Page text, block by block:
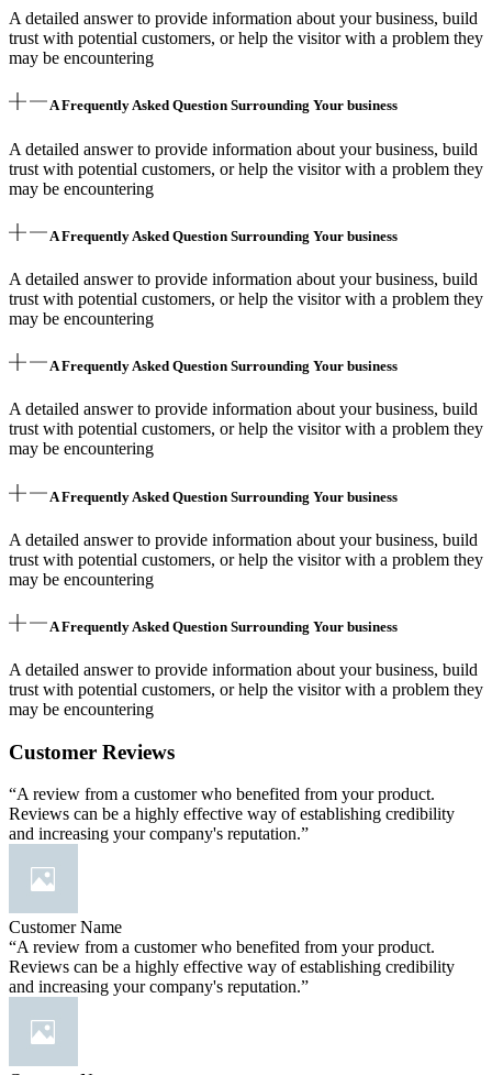
A detailed answer to provide information about your business, build
trust with potential customers, or help the visitor with a problem they
may be encountering
A Frequently Asked Question Surrounding Your business
A detailed answer to provide information about your business, build
trust with potential customers, or help the visitor with a problem they
may be encountering
A Frequently Asked Question Surrounding Your business
A detailed answer to provide information about your business, build
trust with potential customers, or help the visitor with a problem they
may be encountering
A Frequently Asked Question Surrounding Your business
A detailed answer to provide information about your business, build
trust with potential customers, or help the visitor with a problem they
may be encountering
A Frequently Asked Question Surrounding Your business
A detailed answer to provide information about your business, build
trust with potential customers, or help the visitor with a problem they
may be encountering
A Frequently Asked Question Surrounding Your business
A detailed answer to provide information about your business, build
trust with potential customers, or help the visitor with a problem they
may be encountering
Customer Reviews
“A review from a customer who benefited from your product.
Reviews can be a highly effective way of establishing credibility
and increasing your company's reputation.”
Customer Name
“A review from a customer who benefited from your product.
Reviews can be a highly effective way of establishing credibility
and increasing your company's reputation.”